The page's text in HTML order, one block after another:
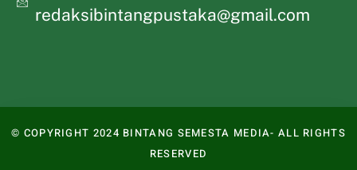
redaksibintangpustaka@gmail.com
© COPYRIGHT 2024 BINTANG SEMESTA MEDIA- ALL RIGHTS
RESERVED